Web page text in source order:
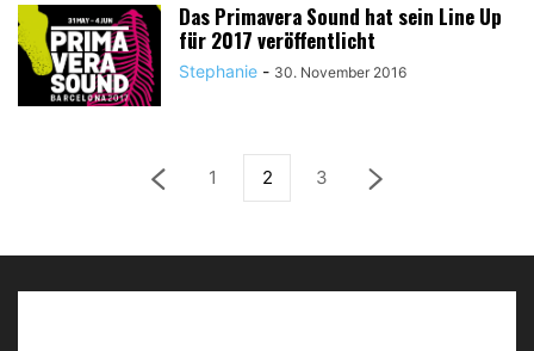
Das Primavera Sound hat sein Line Up
für 2017 veröffentlicht
Stephanie - 30. November 2016
1 2 3